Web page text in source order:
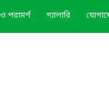
পরামর্শ গ্যালারি